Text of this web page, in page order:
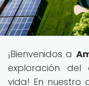
¡Bienvenidos a
exploración del
vida! En nuestro